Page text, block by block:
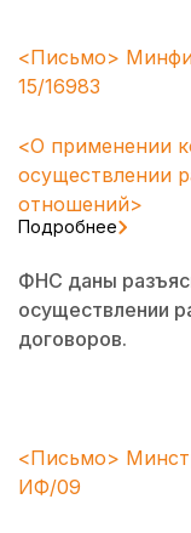
<Письмо>
15/16983
<О применении
осуществлении
отношений>
Подробнее
ФНС даны
осуществлении
договоров.
<Письмо>
ИФ/09